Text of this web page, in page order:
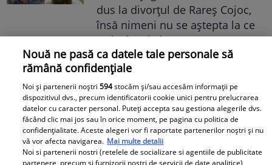
dus la divorțul de Rareș Cojoc,
însă nimeni nu se aștepta la ce
se întâmplă în prezent
Este în culmea fericirii! Vedeta a
devenit mamă pentru a doua
oară și a dezvăluit prima
imagine cu fiul său: „Iubirile
vieții mele” Foto
Nouă ne pasă ca datele tale personale să
rămână confidențiale
Noi și partenerii noștri594stocăm și/sau accesăm informații pe
dispozitivul dvs., precum identificatorii cookie unici pentru prelucrarea
datelor cu caracter personal. Puteți accepta sau gestiona alegerile dvs.
făcând clic mai jos sau în orice moment, pe pagina cu politica de
confidențialitate. Aceste alegeri vor fi raportate partenerilor noștri și nu
vă vor afecta navigarea. Mai multe detalii
Noi si partenerii nostri (retelele de socializare si agentiile de publicitate